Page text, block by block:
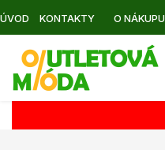
ÚVOD KONTAKTY O NÁKUPU